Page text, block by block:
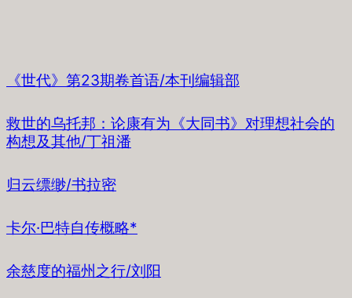
《世代》第23期卷首语/本刊编辑部
救世的乌托邦：论康有为《大同书》对理想社会的
构想及其他/丁祖潘
归云缥缈/书拉密
卡尔·巴特自传概略*
余慈度的福州之行/刘阳